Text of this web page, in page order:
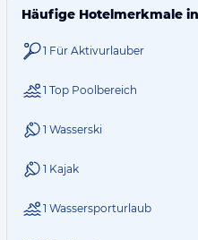
Häufige Hotelmerkmale
1 Für Aktivurlauber
1 Top Poolbereich
1 Wasserski
1 Kajak
1 Wassersporturlaub